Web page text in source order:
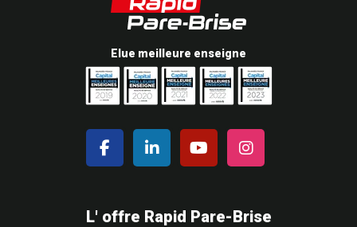
Elue meilleure enseigne
L' offre Rapid Pare-Brise